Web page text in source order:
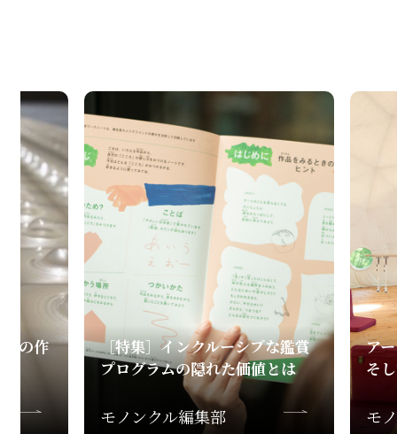
の作
［特集］インクルーシブな鑑賞
プログラムの隠れた価値とは
モノンクル編集部
ア
そ
モ